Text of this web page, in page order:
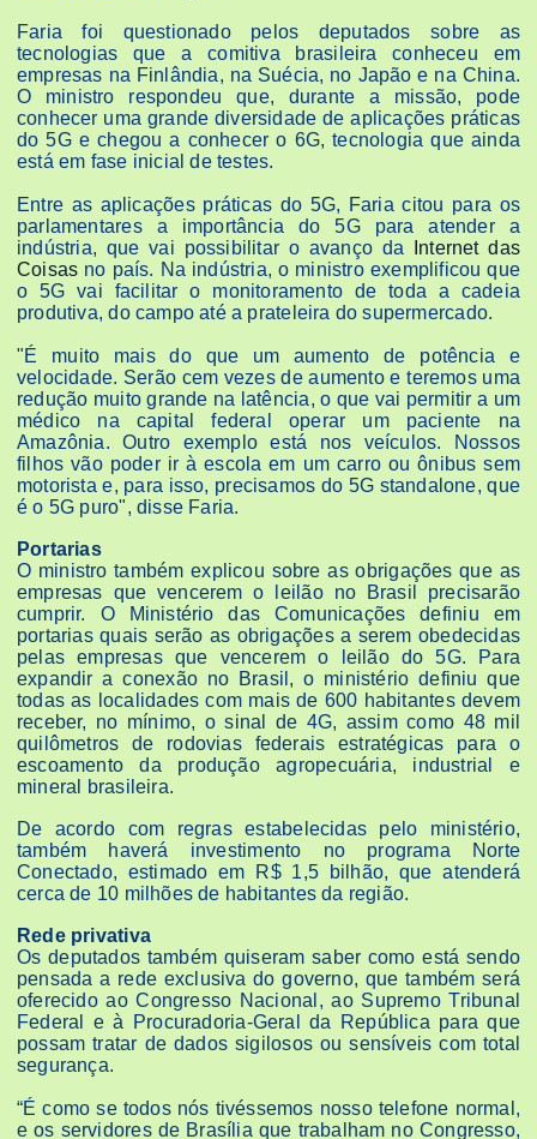
Faria foi questionado pelos deputados sobre as
tecnologias que a comitiva brasileira conheceu em
empresas na Finlândia, na Suécia, no Japão e na China.
O ministro respondeu que, durante a missão, pode
conhecer uma grande diversidade de aplicações práticas
do 5G e chegou a conhecer o 6G, tecnologia que ainda
está em fase inicial de testes.
Entre as aplicações práticas do 5G, Faria citou para os
parlamentares a importância do 5G para atender a
indústria, que vai possibilitar o avanço da Internet das
Coisas no país. Na indústria, o ministro exemplificou que
o 5G vai facilitar o monitoramento de toda a cadeia
produtiva, do campo até a prateleira do supermercado.
"É muito mais do que um aumento de potência e
velocidade. Serão cem vezes de aumento e teremos uma
redução muito grande na latência, o que vai permitir a um
médico na capital federal operar um paciente na
Amazônia. Outro exemplo está nos veículos. Nossos
filhos vão poder ir à escola em um carro ou ônibus sem
motorista e, para isso, precisamos do 5G standalone, que
é o 5G puro", disse Faria.
Portarias
O ministro também explicou sobre as obrigações que as
empresas que vencerem o leilão no Brasil precisarão
cumprir. O Ministério das Comunicações definiu em
portarias quais serão as obrigações a serem obedecidas
pelas empresas que vencerem o leilão do 5G. Para
expandir a conexão no Brasil, o ministério definiu que
todas as localidades com mais de 600 habitantes devem
receber, no mínimo, o sinal de 4G, assim como 48 mil
quilômetros de rodovias federais estratégicas para o
escoamento da produção agropecuária, industrial e
mineral brasileira.
De acordo com regras estabelecidas pelo ministério,
também haverá investimento no programa Norte
Conectado, estimado em R$ 1,5 bilhão, que atenderá
cerca de 10 milhões de habitantes da região.
Rede privativa
Os deputados também quiseram saber como está sendo
pensada a rede exclusiva do governo, que também será
oferecido ao Congresso Nacional, ao Supremo Tribunal
Federal e à Procuradoria-Geral da República para que
possam tratar de dados sigilosos ou sensíveis com total
segurança.
“É como se todos nós tivéssemos nosso telefone normal,
e os servidores de Brasília que trabalham no Congresso,